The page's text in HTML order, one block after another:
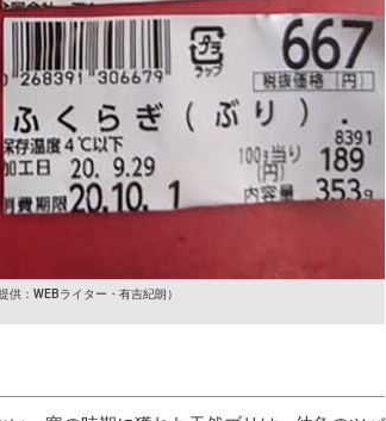
提供：WEBライター・有吉紀朗）